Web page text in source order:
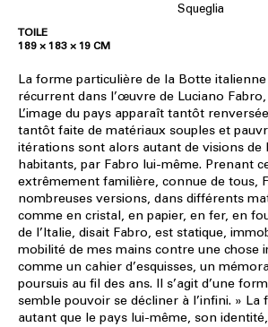
Squeglia
TOILE
189 × 183 × 19 CM
La forme particulière de la Botte
récurrent dans l’œuvre de Luciano
L’image du pays apparaît tantôt
tantôt faite de matériaux souples et
itérations sont alors autant de visions de
habitants, par Fabro lui-même. Prenant
extrêmement familière, connue de tous,
nombreuses versions, dans différents
comme en cristal, en papier, en fer, en
de l’Italie, disait Fabro, est statique,
mobilité de mes mains contre une chose
comme un cahier d’esquisses, un
poursuis au fil des ans. Il s’agit d’une
semble pouvoir se décliner à l’infini. » La
autant que le pays lui-même, son